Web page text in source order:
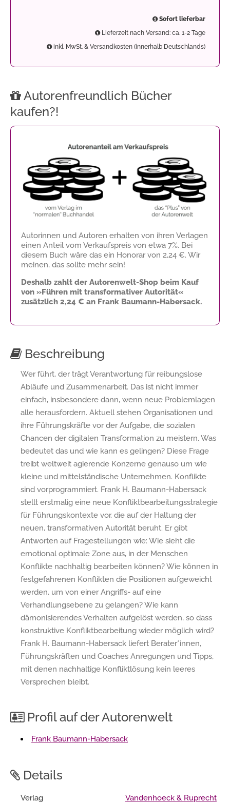
Sofort lieferbar
Lieferzeit nach Versand: ca. 1-2 Tage
inkl. MwSt. & Versandkosten (innerhalb Deutschlands)
Autorenfreundlich Bücher
kaufen?!
Autorinnen und Autoren erhalten von ihren Verlagen
einen Anteil vom Verkaufspreis von etwa 7%. Bei
diesem Buch wäre das ein Honorar von 2,24 €. Wir
meinen, das sollte mehr sein!
Deshalb zahlt der Autorenwelt-Shop beim Kauf
von »Führen mit transformativer Autorität«
zusätzlich 2,24 € an Frank Baumann-Habersack.
Beschreibung
Wer führt, der trägt Verantwortung für reibungslose
Abläufe und Zusammenarbeit. Das ist nicht immer
einfach, insbesondere dann, wenn neue Problemlagen
alle herausfordern. Aktuell stehen Organisationen und
ihre Führungskräfte vor der Aufgabe, die sozialen
Chancen der digitalen Transformation zu meistern. Was
bedeutet das und wie kann es gelingen? Diese Frage
treibt weltweit agierende Konzerne genauso um wie
kleine und mittelständische Unternehmen. Konflikte
sind vorprogrammiert. Frank H. Baumann-Habersack
stellt erstmalig eine neue Konfliktbearbeitungsstrategie
für Führungskontexte vor, die auf der Haltung der
neuen, transformativen Autorität beruht. Er gibt
Antworten auf Fragestellungen wie: Wie sieht die
emotional optimale Zone aus, in der Menschen
Konflikte nachhaltig bearbeiten können? Wie können in
festgefahrenen Konflikten die Positionen aufgeweicht
werden, um von einer Angriffs- auf eine
Verhandlungsebene zu gelangen? Wie kann
dämonisierendes Verhalten aufgelöst werden, so dass
konstruktive Konfliktbearbeitung wieder möglich wird?
Frank H. Baumann-Habersack liefert Berater*innen,
Führungskräften und Coaches Anregungen und Tipps,
mit denen nachhaltige Konfliktlösung kein leeres
Versprechen bleibt.
Profil auf der Autorenwelt
Frank Baumann-Habersack
Details
Verlag Vandenhoeck & Ruprecht